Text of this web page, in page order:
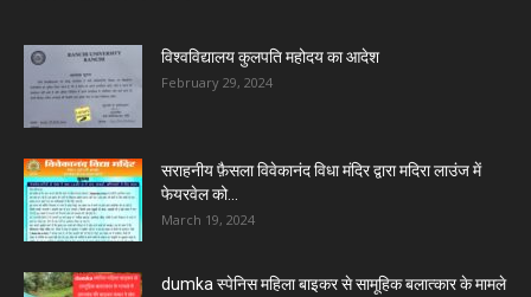
विश्वविद्यालय कुलपति महोदय का आदेश
February 29, 2024
सराहनीय फ़ैसला विवेकानंद विधा मंदिर द्वारा मदिरा लाउंज में
फेयरवेल को...
March 19, 2024
dumka स्पेनिस महिला बाइकर से सामूहिक बलात्कार के मामले